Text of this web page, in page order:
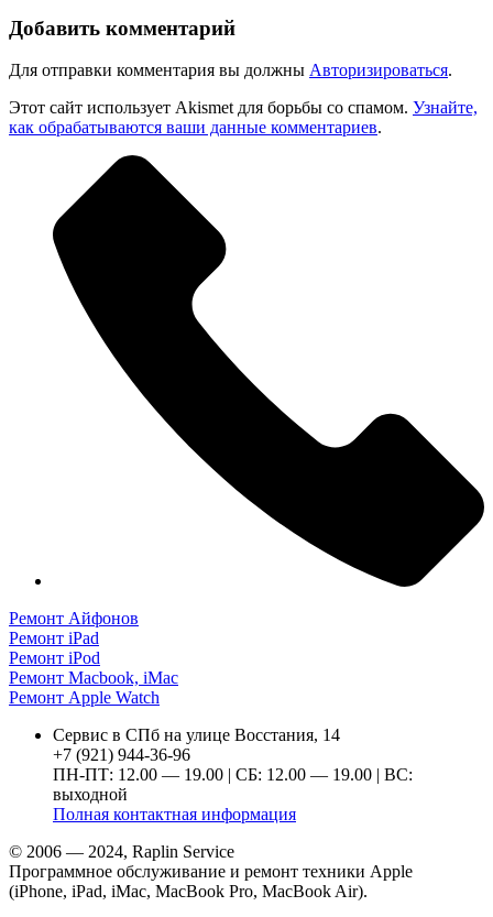
Добавить комментарий
Для отправки комментария вы должны Авторизироваться.
Этот сайт использует Akismet для борьбы со спамом. Узнайте,
как обрабатываются ваши данные комментариев.
Ремонт Айфонов
Ремонт iPad
Ремонт iPod
Ремонт Macbook, iMac
Ремонт Apple Watch
Сервис в СПб на улице Восстания, 14
+7 (921) 944-36-96
ПН-ПТ: 12.00 — 19.00 | СБ: 12.00 — 19.00 | ВС:
выходной
Полная контактная информация
© 2006 — 2024, Raplin Service
Программное обслуживание и ремонт техники Apple
(iPhone, iPad, iMac, MacBook Pro, MacBook Air).